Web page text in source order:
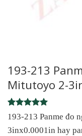
193-213
Mitutoyo 2-
Rated5
out of 5
based on
1
193-213 Panme đo
3inx0.0001in hay